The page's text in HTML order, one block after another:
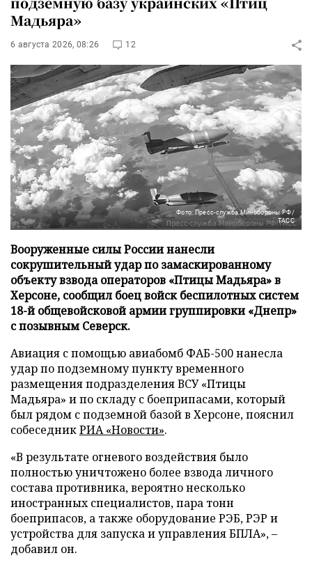
Мадьяра»
6 августа 2026, 08:26 12
Фото: Пресс-служба Минобороны РФ/
ТАСС
Вооруженные силы России нанесли
сокрушительный удар по замаскированному
объекту взвода операторов «Птицы Мадьяра» в
Херсоне, сообщил боец войск беспилотных систем
18-й общевойсковой армии группировки «Днепр»
с позывным Северск.
Авиация с помощью авиабомб ФАБ-500 нанесла
удар по подземному пункту временного
размещения подразделения ВСУ «Птицы
Мадьяра» и по складу с боеприпасами, который
был рядом с подземной базой в Херсоне, пояснил
собеседникРИА «Новости».
«В результате огневого воздействия было
полностью уничтожено более взвода личного
состава противника, вероятно несколько
иностранных специалистов, пара тонн
боеприпасов, а также оборудование РЭБ, РЭР и
устройства для запуска и управления БПЛА», –
добавил он.